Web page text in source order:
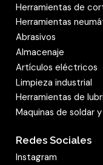
Herramientas de
Herramientas
Abrasivos
Almacenaje
Artículos eléctricos
Limpieza industrial
Herramientas de
Maquinas de soldar
Redes Sociales
Instagram